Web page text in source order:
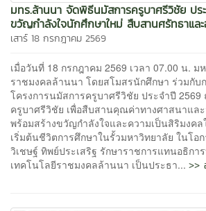
มทร.ล้านนา จัดพิธีนมัสการครูบาศรีวิชัย ปร
ขวัญกำลังใจนักศึกษาใหม่ สืบสานศรัทธาแ
เสาร์ 18 กรกฎาคม 2569
เมื่อวันที่ 18 กรกฎาคม 2569 เวลา 07.00 น. ม
ราชมงคลล้านนา โดยสโมสรนักศึกษา ร่วมกั
โครงการนมัสการครูบาศรีวิชัย ประจำปี
ครูบาศรีวิชัย เพื่อสืบสานคุณค่าทางศาสนาแ
พร้อมสร้างขวัญกำลังใจและความเป็นสิริมงค
เริ่มต้นชีวิตการศึกษาในรั้วมหาวิทยาลัย ในโอ
วิเชษฐ์ ทิพย์ประเสริฐ รักษาราชการแทนอธิกา
เทคโนโลยีราชมงคลล้านนา เป็นประธา... >>